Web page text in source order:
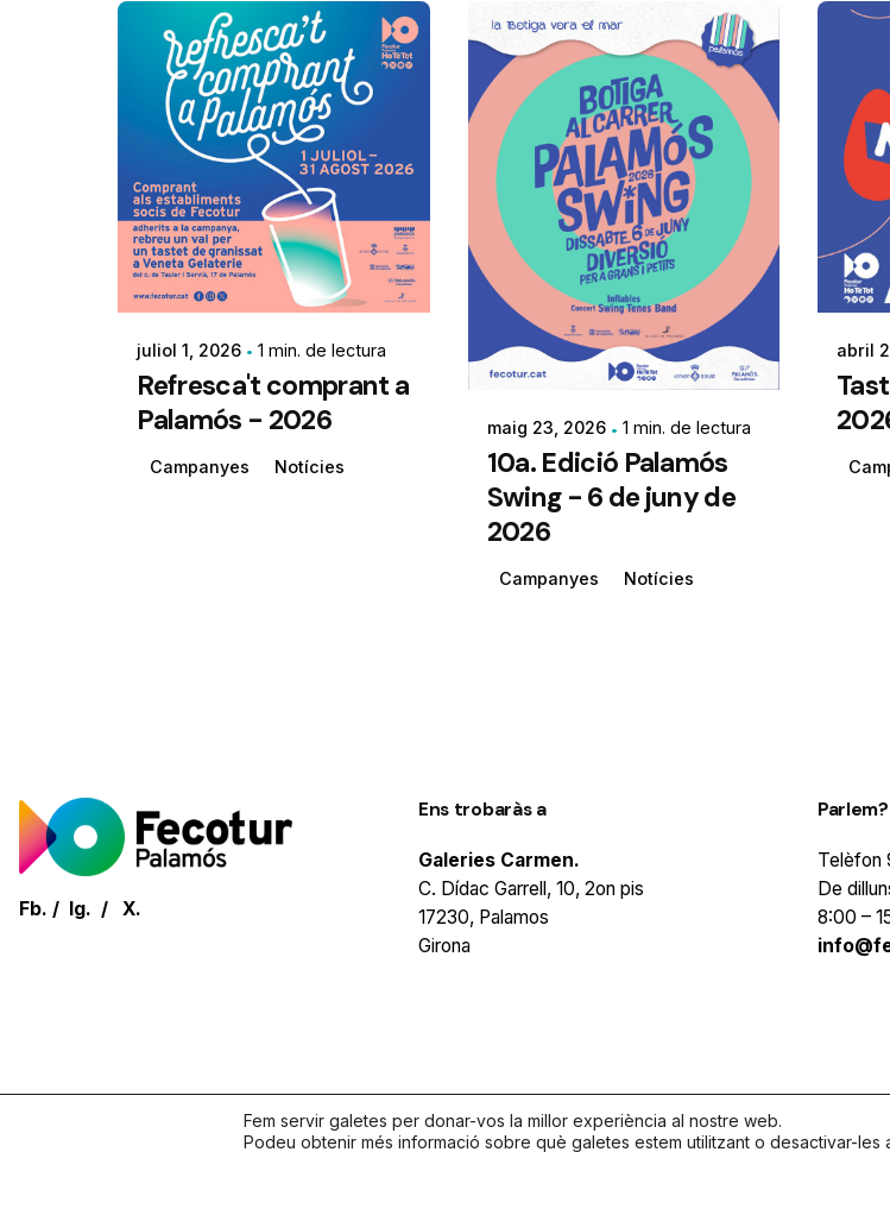
juliol 1, 2026 1 min. de lectura
Refresca't comprant a
Palamós - 2026
Campanyes Notícies
maig 23, 2026 1 min. de lectura
10a. Edició Palamós
Swing - 6 de juny de
2026
Campanyes Notícies
abril
Fb. / Ig. / X.
Ens trobaràs a
Galeries Carmen.
C. Dídac Garrell, 10, 2on pis
17230, Palamos
Girona
Parlem?
Telèfon
De
8:00 –
Fem servir galetes per donar-vos la millor experiència al nostre web.
Podeu obtenir més informació sobre què galetes estem utilitzant o desactivar-les